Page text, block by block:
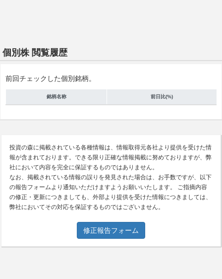
個別株 閲覧履歴
前回チェックした個別銘柄。
銘柄名称 前日比(%)
投資の森に掲載されている各種情報は、情報取得元各社より提供を受けた情
報が含まれております。できる限り正確な情報掲載に努めておりますが、弊
社において内容を完全に保証するものではありません。
なお、掲載されている情報の誤りを発見された場合は、お手数ですが、以下
の報告フォームより通知いただけますようお願いいたします。 ご指摘内容
の修正・更新につきましても、外部より提供を受けた情報につきましては、
弊社においてその対応を保証するものではございません。
修正報告フォーム